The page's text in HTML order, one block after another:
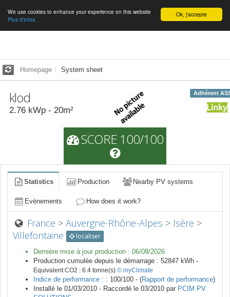
English Ok, j'accepte
We use cookies to enhance your experience on this website
Plus d'infos.
Homepage System sheet
klod
2.76 kWp - 20m²
Adhérent
SCORE 100/100
Statistics Production Nearby PV systems
Evènements How does it work?
France >Auvergne-Rhône-Alpes > Isère >
Villefontaine
localiser
Dernière mise à jour production : 06/08/2026
Production cumulée depuis le démarrage : 52847 kWh -
Equivalent CO2 : 6.4 tonne(s) © myClimate
Indice de performance : : 100/100 - (Rapport de performance)
Installé le 01/03/2010 - Raccordé le 03/2010 par PCIM PV